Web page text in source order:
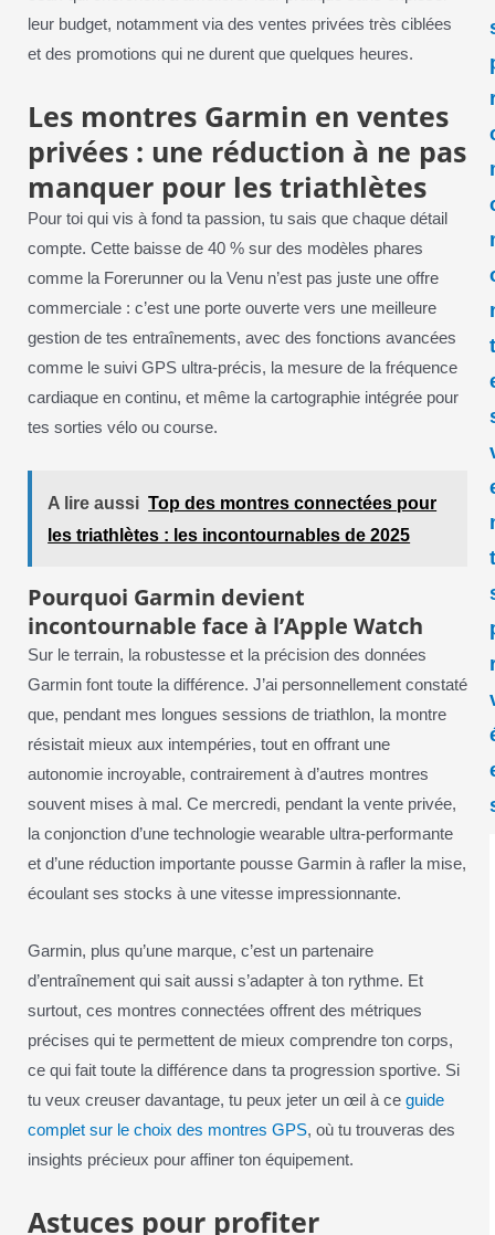
leur budget, notamment via des ventes privées très ciblées
et des promotions qui ne durent que quelques heures.
Les montres Garmin en ventes
privées : une réduction à ne pas
manquer pour les triathlètes
Pour toi qui vis à fond ta passion, tu sais que chaque détail
compte. Cette baisse de 40 % sur des modèles phares
comme la Forerunner ou la Venu n’est pas juste une offre
commerciale : c’est une porte ouverte vers une meilleure
gestion de tes entraînements, avec des fonctions avancées
comme le suivi GPS ultra-précis, la mesure de la fréquence
cardiaque en continu, et même la cartographie intégrée pour
tes sorties vélo ou course.
A lire aussi Top des montres connectées pour
les triathlètes : les incontournables de 2025
Pourquoi Garmin devient
incontournable face à l’Apple Watch
Sur le terrain, la robustesse et la précision des données
Garmin font toute la différence. J’ai personnellement constaté
que, pendant mes longues sessions de triathlon, la montre
résistait mieux aux intempéries, tout en offrant une
autonomie incroyable, contrairement à d’autres montres
souvent mises à mal. Ce mercredi, pendant la vente privée,
la conjonction d’une technologie wearable ultra-performante
et d’une réduction importante pousse Garmin à rafler la mise,
écoulant ses stocks à une vitesse impressionnante.
Garmin, plus qu’une marque, c’est un partenaire
d’entraînement qui sait aussi s’adapter à ton rythme. Et
surtout, ces montres connectées offrent des métriques
précises qui te permettent de mieux comprendre ton corps,
ce qui fait toute la différence dans ta progression sportive. Si
tu veux creuser davantage, tu peux jeter un œil à ce guide
complet sur le choix des montres GPS, où tu trouveras des
insights précieux pour affiner ton équipement.
Astuces pour profiter